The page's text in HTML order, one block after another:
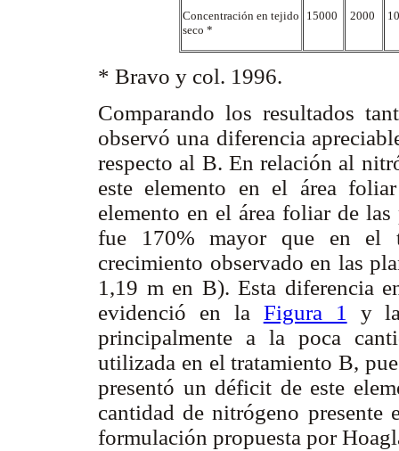
Concentración en tejido
seco *
15000 2000
* Bravo y col. 1996.
Comparando los resultados
observó una diferencia
respecto al B. En relación al
este elemento en el área
elemento en el área foliar de
fue 170% mayor que en el
crecimiento observado en las
1,19 m en B). Esta diferencia
evidenció en la Figura 1 y
principalmente a la poca
utilizada en el tratamiento B,
presentó un déficit de este
cantidad de nitrógeno
formulación propuesta por